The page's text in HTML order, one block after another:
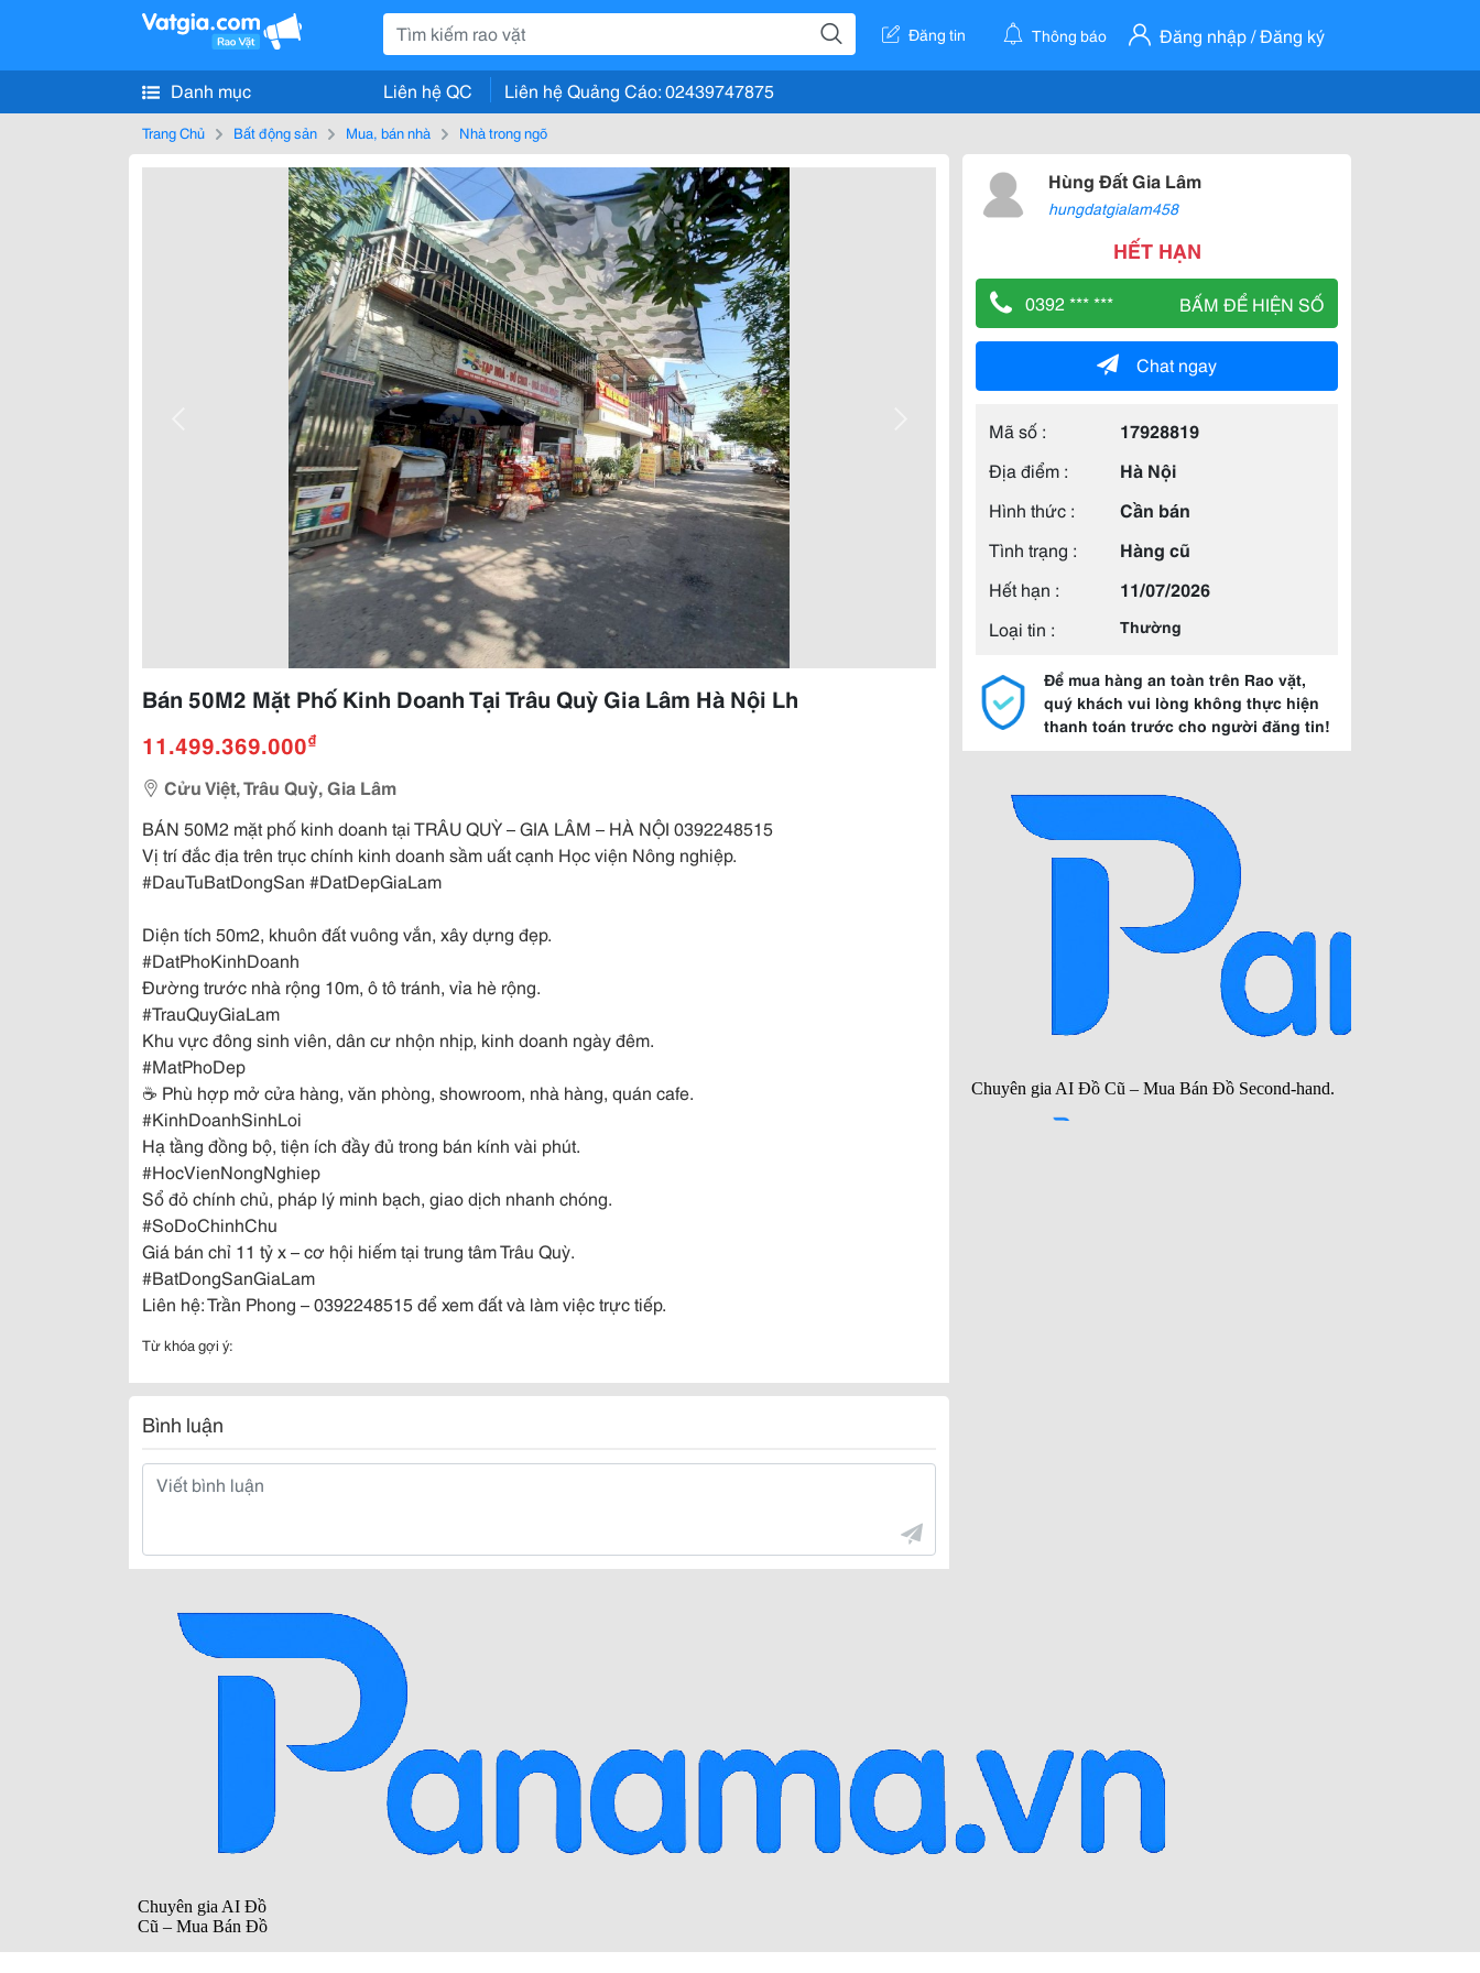
Đăng tin Thông báo Đăng nhập / Đăng ký
Danh mục Liên hệ QC Liên hệ Quảng Cáo: 02439747875
Trang Chủ Bất động sản Mua, bán nhà Nhà trong ngõ
Bán 50M2 Mặt Phố Kinh Doanh Tại Trâu Quỳ Gia Lâm Hà Nội Lh
11.499.369.000₫
Cửu Việt, Trâu Quỳ, Gia Lâm
BÁN 50M2 mặt phố kinh doanh tại TRÂU QUỲ – GIA LÂM – HÀ NỘI 0392248515
Vị trí đắc địa trên trục chính kinh doanh sầm uất cạnh Học viện Nông nghiệp.
#DauTuBatDongSan #DatDepGiaLam
Diện tích 50m2, khuôn đất vuông vắn, xây dựng đẹp.
#DatPhoKinhDoanh
Đường trước nhà rộng 10m, ô tô tránh, vỉa hè rộng.
#TrauQuyGiaLam
Khu vực đông sinh viên, dân cư nhộn nhịp, kinh doanh ngày đêm.
#MatPhoDep
☕ Phù hợp mở cửa hàng, văn phòng, showroom, nhà hàng, quán cafe.
#KinhDoanhSinhLoi
Hạ tầng đồng bộ, tiện ích đầy đủ trong bán kính vài phút.
#HocVienNongNghiep
Sổ đỏ chính chủ, pháp lý minh bạch, giao dịch nhanh chóng.
#SoDoChinhChu
Giá bán chỉ 11 tỷ x – cơ hội hiếm tại trung tâm Trâu Quỳ.
#BatDongSanGiaLam
Liên hệ: Trần Phong – 0392248515 để xem đất và làm việc trực tiếp.
Từ khóa gợi ý:
Bình luận
Hùng Đất Gia Lâm
hungdatgialam458
HẾT HẠN
0392 *** *** BẤM ĐỂ HIỆN SỐ
Chat ngay
Mã số :
17928819
Địa điểm :
Hà Nội
Hình thức :
Cần bán
Tình trạng :
Hàng cũ
Hết hạn :
11/07/2026
Loại tin :
Thường
Để mua hàng an toàn trên Rao vặt,
quý khách vui lòng không thực hiện
thanh toán trước cho người đăng tin!